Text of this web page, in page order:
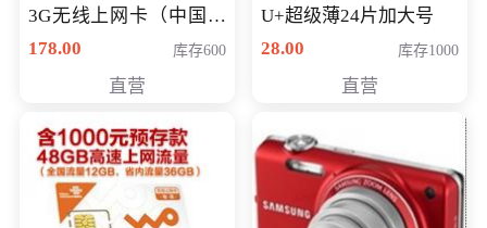
3G无线上网卡（中国联
通）
178.00 库存600
直营
U+超级薄24片加大号
28.00
库存1000
直营